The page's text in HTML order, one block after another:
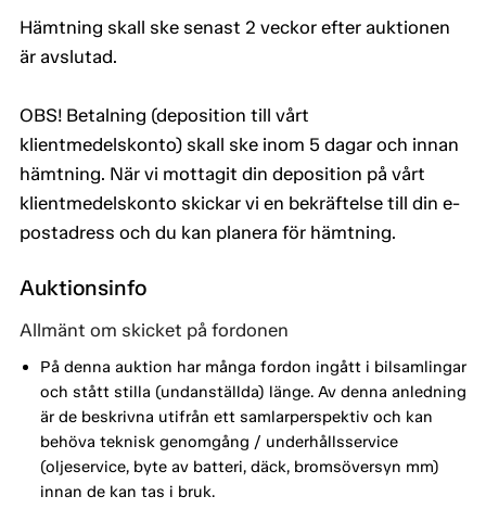
Hämtning skall ske senast 2 veckor efter auktionen
är avslutad.
OBS! Betalning (deposition till vårt
klientmedelskonto) skall ske inom 5 dagar och innan
hämtning. När vi mottagit din deposition på vårt
klientmedelskonto skickar vi en bekräftelse till din e-
postadress och du kan planera för hämtning.
Auktionsinfo
Allmänt om skicket på fordonen
På denna auktion har många fordon ingått i bilsamlingar
och stått stilla (undanställda) länge. Av denna anledning
är de beskrivna utifrån ett samlarperspektiv och kan
behöva teknisk genomgång / underhållsservice
(oljeservice, byte av batteri, däck, bromsöversyn mm)
innan de kan tas i bruk.